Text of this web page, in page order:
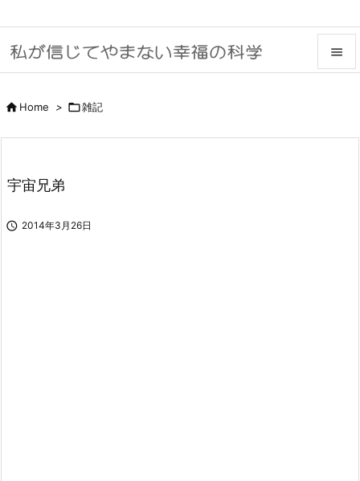

Home > 雑記
宇宙兄弟
 2014年3月26日